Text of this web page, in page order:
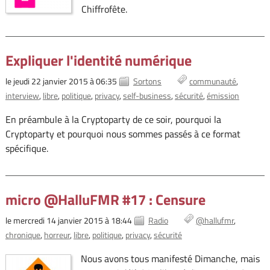
Chiffrofête.
Expliquer l'identité numérique
le jeudi 22 janvier 2015 à 06:35 Sortons
communauté
interview libre politique privacy self-business sécurité émission
En préambule à la Cryptoparty de ce soir, pourquoi la
Cryptoparty et pourquoi nous sommes passés à ce format
spécifique.
micro @HalluFMR #17 : Censure
le mercredi 14 janvier 2015 à 18:44 Radio
@hallufmr
chronique horreur libre politique privacy sécurité
Nous avons tous manifesté Dimanche, mais